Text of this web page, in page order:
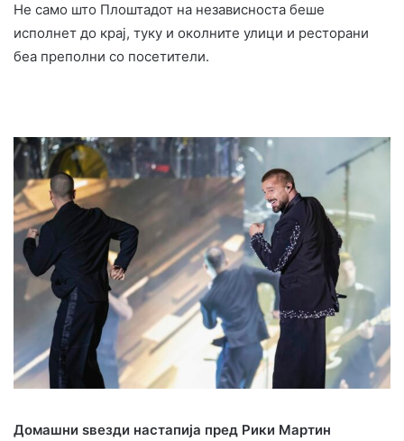
Не само што Плоштадот на независноста беше
исполнет до крај, туку и околните улици и ресторани
беа преполни со посетители.
Домашни ѕвезди настапија пред Рики Мартин